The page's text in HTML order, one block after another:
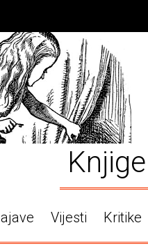
Knjige
Vijesti Kritike